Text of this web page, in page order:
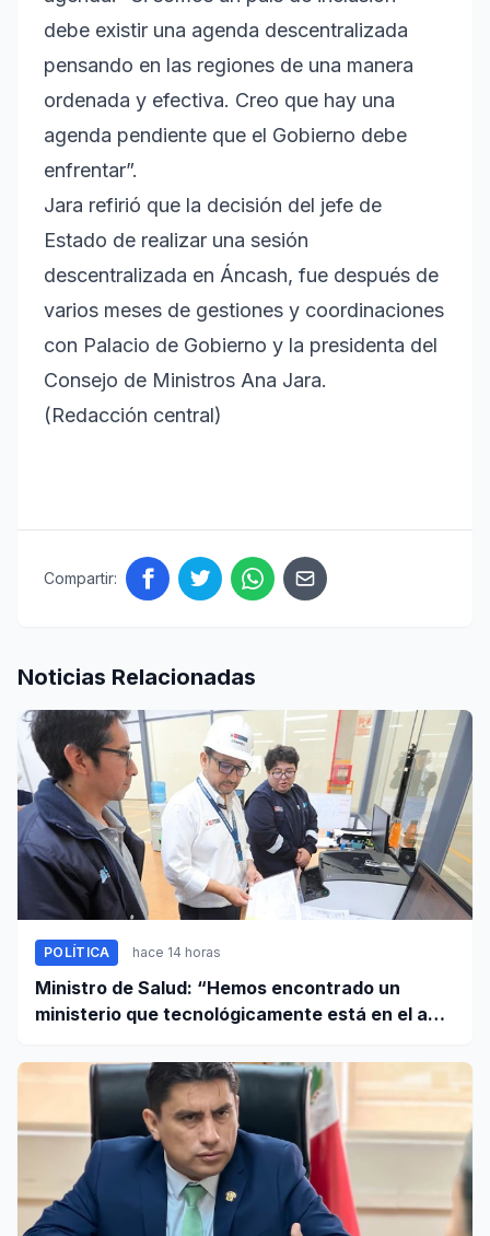
debe existir una agenda descentralizada
pensando en las regiones de una manera
ordenada y efectiva. Creo que hay una
agenda pendiente que el Gobierno debe
enfrentar”.
Jara refirió que la decisión del jefe de
Estado de realizar una sesión
descentralizada en Áncash, fue después de
varios meses de gestiones y coordinaciones
con Palacio de Gobierno y la presidenta del
Consejo de Ministros Ana Jara.
(Redacción central)
Compartir:
Noticias Relacionadas
POLÍTICA hace 14 horas
Ministro de Salud: “Hemos encontrado un
ministerio que tecnológicamente está en el año